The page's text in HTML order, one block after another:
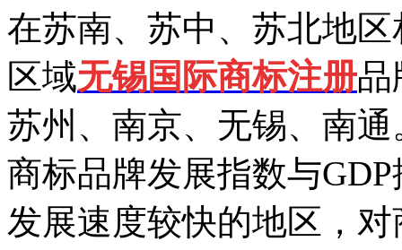
在苏南、苏中、苏北地
区域无锡国际商标注册品
苏州、南京、无锡、南
商标品牌发展指数与
发展速度较快的地区，